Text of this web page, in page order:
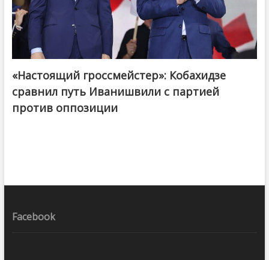
@ქართული ოცნება / Georgian Dream
«Настоящий гроссмейстер»: Кобахидзе
сравнил путь Иванишвили с партией
против оппозиции
Facebook